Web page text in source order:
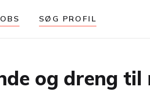
SØG PROFIL
og dreng